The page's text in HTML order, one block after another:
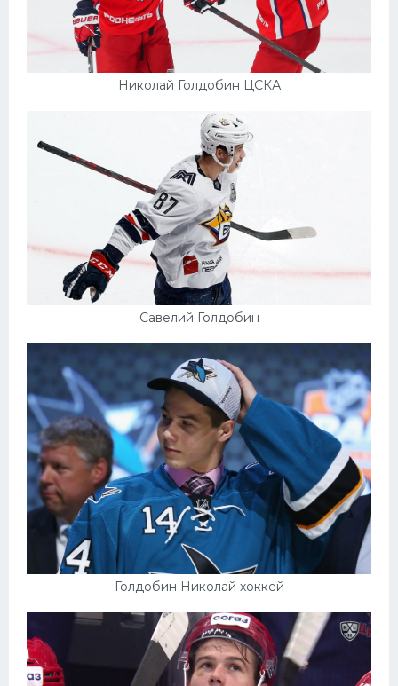
Николай Голдобин ЦСКА
Савелий Голдобин
Голдобин Николай хоккей